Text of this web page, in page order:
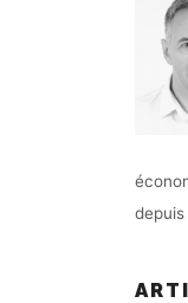
depuis